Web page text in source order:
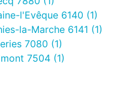
l'Evêque 6140 (1)
la-Marche 6141 (1)
7080 (1)
7504 (1)